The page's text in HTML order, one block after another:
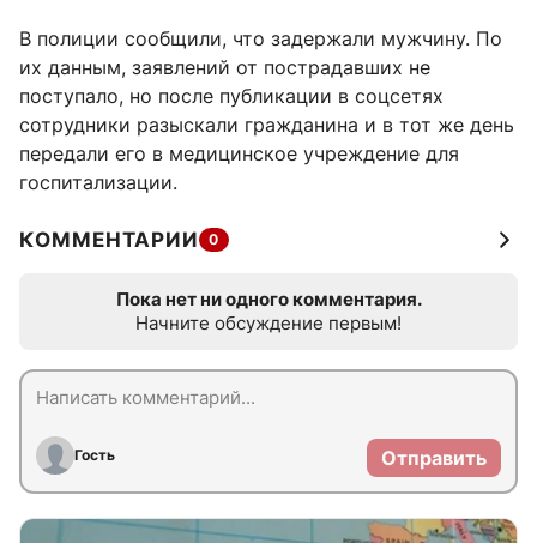
В полиции сообщили, что задержали мужчину. По
их данным, заявлений от пострадавших не
поступало, но после публикации в соцсетях
сотрудники разыскали гражданина и в тот же день
передали его в медицинское учреждение для
госпитализации.
КОММЕНТАРИИ 0
Пока нет ни одного комментария.
Начните обсуждение первым!
Гость Отправить